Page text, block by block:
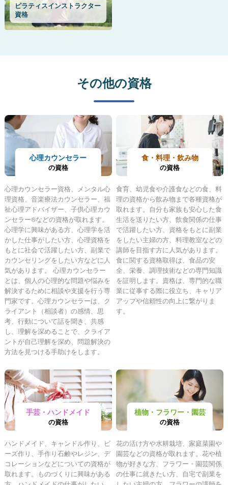
ピラティスインストラクター
資格
その他の資格
心理カウンセラー
の資格
心理カウンセラー資格、メンタル心
理資格、音楽療法カウンセラー、福
祉心理アドバイザー、子供心理カウ
ンセラー®などの資格が取れます。
心理学に興味がある方、心理学を活
かした仕事がしたい方、心理資格を
もとに社会で活躍したい方、副業で
カウンセリングをしたい方などに人
気があります。 心理カウンセラー
とは、個人の心理的な問題や悩みを
解決するために相談や支援を行う専
門家です。心理カウンセラーは、ク
ライアント（相談者）の感情、思
考、行動について話を聞き、共感
し、理解を深めることで、クライア
ントが自己理解を深め、問題解決の
方法を見つける手助けをします。
食・料理・飲み物
の資格
食育、幼児食や介護食などの食、料
理の資格から飲み物まで各種資格が
取れます。自分も家族も安心した食
生活を送りたい方、飲食関係の仕事
で活躍したい方、資格をもとに副業
をしたい主婦の方、料理教室などの
講師を目指す方に人気があります。
食に関する資格取得は、食品の安
全、栄養、調理技術などの専門知識
を証明します。資格は、専門的な職
業に従事する際に役立ち、キャリア
アップや信頼性の向上に繋がりま
す。
手芸・ハンドメイド
の資格
ハンドメイド、キャンドル作り、ビ
ーズ作り、手作り石鹸やレジン、デ
コレーションなどについての資格が
取れます。ものづくりに興味がある
植物・フラワー・園芸
の資格
花の活け方や水耕栽培、家庭菜園や
園芸などの資格が取れます。花や植
物が好きな方、フラワー・園芸関係
の仕事に就きたい方、自宅で副業を